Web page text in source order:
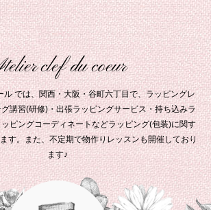
clef du coeur
ル では、関西・大阪・谷町六丁目で、ラッピングレ
講習(研修)・出張ラッピングサービス・持ち込みラ
ピングコーディネートなどラッピング(包装)に関す
す。また、不定期で物作りレッスンも開催しており
ます♪